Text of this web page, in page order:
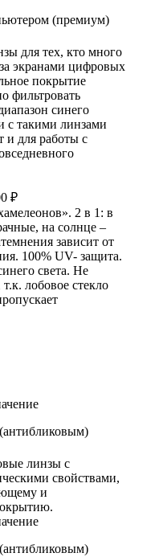
(премиум)
для тех, кто много
экранами цифровых
покрытие
фильтровать
синего
с такими линзами
и для работы с
₽
2 в 1: в
на солнце –
зависит от
100% UV- защита.
света. Не
лобовое стекло
линзы с
свойствами,
и